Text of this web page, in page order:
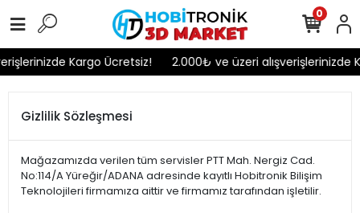
Kargo Ücretsiz! 2.000₺ ve üzeri alışverişlerinizde
0
Gizlilik Sözleşmesi
Mağazamızda verilen tüm servisler PTT Mah. Nergiz Cad.
No:114/A Yüreğir/ADANA adresinde kayıtlı Hobitronik Bilişim
Teknolojileri firmamıza aittir ve firmamız tarafından işletilir.